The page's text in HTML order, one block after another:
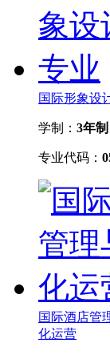
国际形象设
学制： 3年制
专业代码：
国际酒店管
化运营